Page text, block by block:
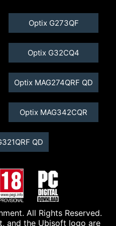
tế và thông số
tùy theo phiên bản
hình.
Optix G273QF
Optix G32CQ4
Optix MAG274QRF QD
Optix MAG342CQR
QD
All Rights Reserved.
and the Ubisoft logo are